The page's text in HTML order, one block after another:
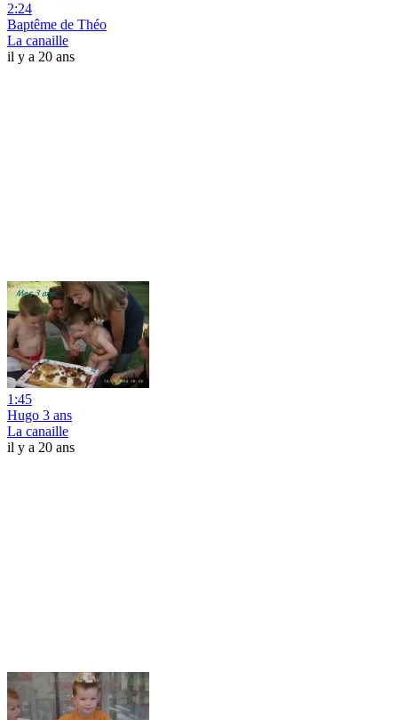
2:24
Baptême de Théo
La canaille
il y a 20 ans
1:45
Hugo 3 ans
La canaille
il y a 20 ans